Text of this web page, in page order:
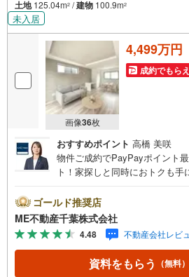
土地125.04m2 /建物 100.9m2
未入居
画像36枚
4,499万円
成約でもら
おすすめポイント 高橋 美咲
物件ご成約でPayPayポイント
ト！家探しと同時におトクも
送迎無料！頭金なし・銀行比較
れた『やどかリッチ』使えます
テリア』家具や家電と『エクス
める庭、この充実度で変わって
入でき、その代金を住宅ロー
ービス、それがやどかリッチ
ゴールド推奨店
ME不動産千葉株式会社
4.48 不動産会社レビ
資料をもらう （無料）